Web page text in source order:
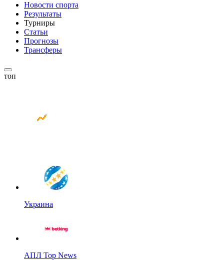
Новости спорта
Результаты
Турниры
Статьи
Прогнозы
Трансферы
топ
Украина
АПЛ Top News